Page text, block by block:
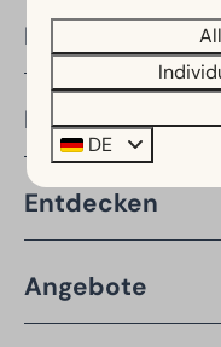
Regionen
Reisezeiten
Entdecken
Angebote
DE